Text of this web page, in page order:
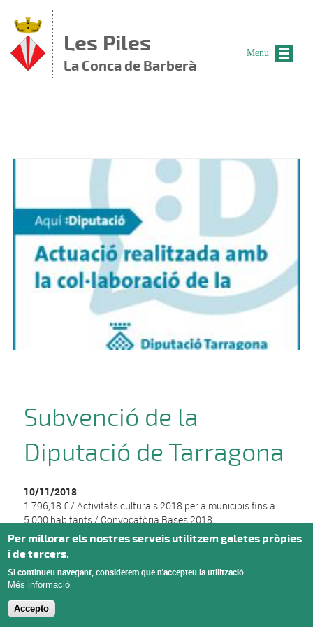
Les Piles
La Conca de Barberà
Subvenció de la
Diputació de Tarragona
10/11/2018
1.796,18 € / Activitats culturals 2018 per a municipis fins a
5.000 habitants / Convocatòria Bases 2018
Menu
Per millorar els nostres serveis utilitzem galetes pròpies
i de tercers.
Si continueu navegant, considerem que n'accepteu la utilització.
Més informació
Accepto